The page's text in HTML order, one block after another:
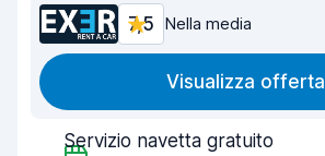
7,5 Nella media
Visualizza offerta
Servizio navetta gratuito